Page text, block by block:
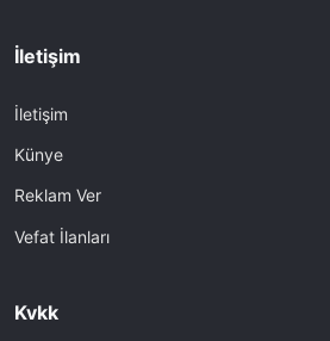
İletişim
İletişim
Künye
Reklam Ver
Vefat İlanları
Kvkk